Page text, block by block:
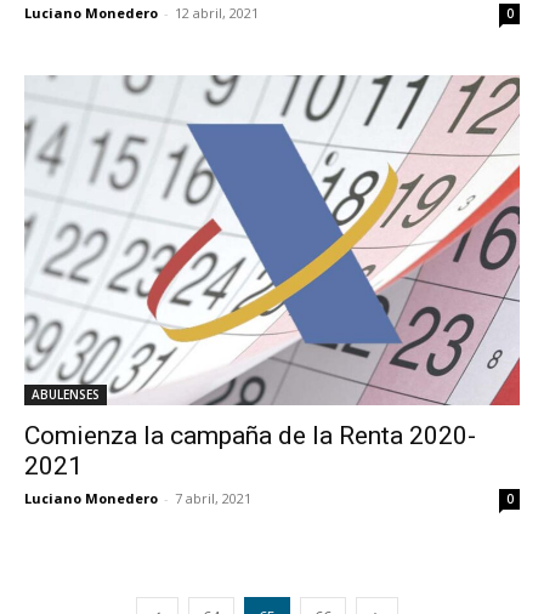
Luciano Monedero - 12 abril, 2021 0
ABULENSES
Comienza la campaña de la Renta 2020-
2021
Luciano Monedero - 7 abril, 2021 0